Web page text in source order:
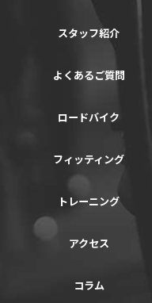
スタッフ紹介
よくあるご質問
ロードバイク
フィッティング
トレーニング
アクセス
コラム